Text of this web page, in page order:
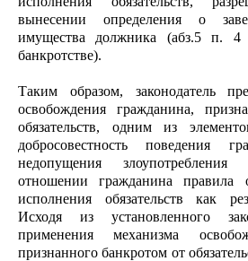
вынесении определения о
имущества должника (абз.5 п. 4
банкротстве).
Таким образом, законодатель
освобождения гражданина,
обязательств, одним из
добросовестность поведения
недопущения
отношении гражданина правила
исполнения обязательств как
Исходя из установленного
применения механизма
признанного банкротом от